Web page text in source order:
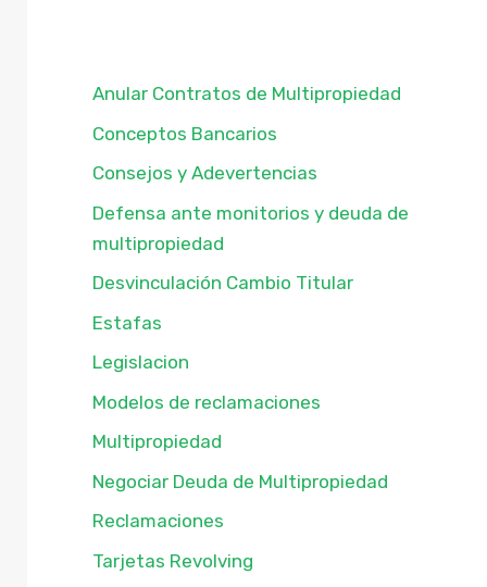
Anular Contratos de Multipropiedad
Conceptos Bancarios
Consejos y Adevertencias
Defensa ante monitorios y deuda de
multipropiedad
Desvinculación Cambio Titular
Estafas
Legislacion
Modelos de reclamaciones
Multipropiedad
Negociar Deuda de Multipropiedad
Reclamaciones
Tarjetas Revolving